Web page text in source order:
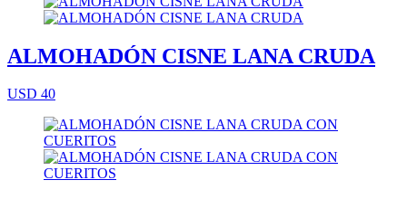
ALMOHADÓN CISNE LANA CRUDA
USD 40